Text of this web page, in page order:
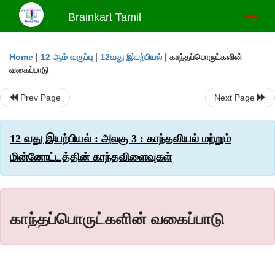
Brainkart Tamil
Home | 12 ஆம் வகுப்பு | 12வது இயற்பியல் | காந்தப்பொருட்களின்
வகைப்பாடு
Prev Page Next Page
12 வது இயற்பியல் : அலகு 3 : காந்தவியல் மற்றும்
மின்னோட்டத்தின் காந்தவிளைவுகள்
காந்தப்பொருட்களின் வகைப்பாடு